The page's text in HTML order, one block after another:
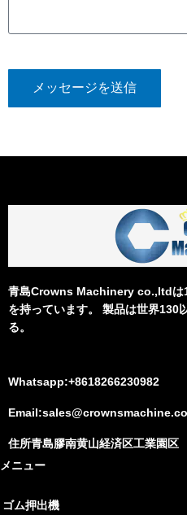
メッセージを送信
青島Crowns Machinery co.,ltdは
を持っています。 製品は世界130
る。
Whatsapp:+8618266230982
住所青島膠南黄山経済区工業園区
メニュー
ゴム押出機